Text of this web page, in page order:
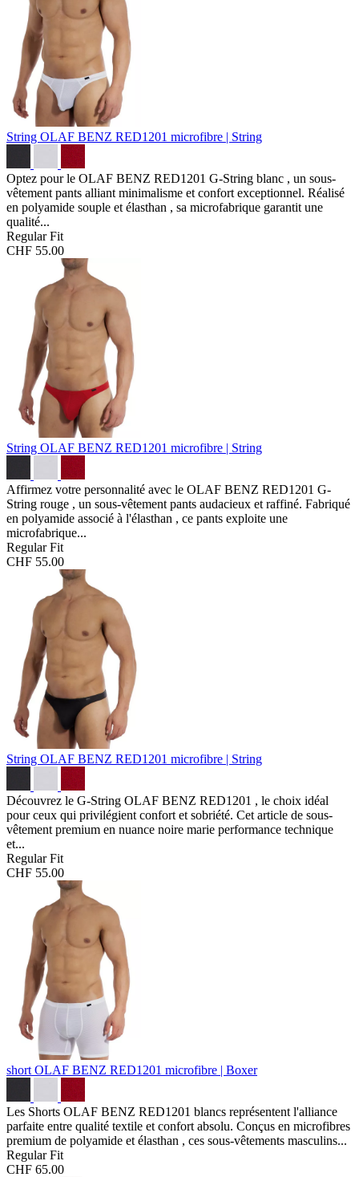
String OLAF BENZ RED1201 microfibre | String
Optez pour le OLAF BENZ RED1201 G-String blanc , un sous-
vêtement pants alliant minimalisme et confort exceptionnel. Réalisé
en polyamide souple et élasthan , sa microfabrique garantit une
qualité...
Regular Fit
CHF 55.00
String OLAF BENZ RED1201 microfibre | String
Affirmez votre personnalité avec le OLAF BENZ RED1201 G-
String rouge , un sous-vêtement pants audacieux et raffiné. Fabriqué
en polyamide associé à l'élasthan , ce pants exploite une
microfabrique...
Regular Fit
CHF 55.00
String OLAF BENZ RED1201 microfibre | String
Découvrez le G-String OLAF BENZ RED1201 , le choix idéal
pour ceux qui privilégient confort et sobriété. Cet article de sous-
vêtement premium en nuance noire marie performance technique
et...
Regular Fit
CHF 55.00
short OLAF BENZ RED1201 microfibre | Boxer
Les Shorts OLAF BENZ RED1201 blancs représentent l'alliance
parfaite entre qualité textile et confort absolu. Conçus en microfibres
premium de polyamide et élasthan , ces sous-vêtements masculins...
Regular Fit
CHF 65.00